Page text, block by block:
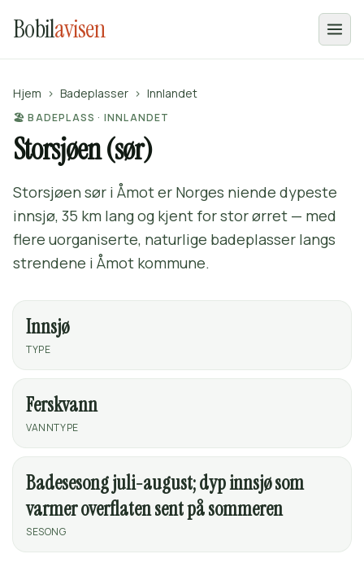
Bobilavisen
Hjem › Badeplasser › Innlandet
🏖️ BADEPLASS · INNLANDET
Storsjøen (sør)
Storsjøen sør i Åmot er Norges niende dypeste
innsjø, 35 km lang og kjent for stor ørret — med
flere uorganiserte, naturlige badeplasser langs
strendene i Åmot kommune.
Innsjø
TYPE
Ferskvann
VANNTYPE
Badesesong juli-august; dyp innsjø som
varmer overflaten sent på sommeren
SESONG